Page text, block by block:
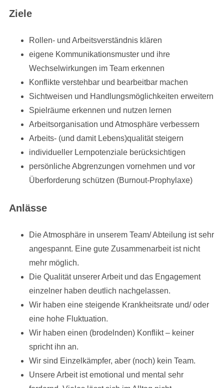
Ziele
Rollen- und Arbeitsverständnis klären
eigene Kommunikationsmuster und ihre
Wechselwirkungen im Team erkennen
Konflikte verstehbar und bearbeitbar machen
Sichtweisen und Handlungsmöglichkeiten erweitern
Spielräume erkennen und nutzen lernen
Arbeitsorganisation und Atmosphäre verbessern
Arbeits- (und damit Lebens)qualität steigern
individueller Lernpotenziale berücksichtigen
persönliche Abgrenzungen vornehmen und vor
Überforderung schützen (Burnout-Prophylaxe)
Anlässe
Die Atmosphäre in unserem Team/ Abteilung ist sehr
angespannt. Eine gute Zusammenarbeit ist nicht
mehr möglich.
Die Qualität unserer Arbeit und das Engagement
einzelner haben deutlich nachgelassen.
Wir haben eine steigende Krankheitsrate und/ oder
eine hohe Fluktuation.
Wir haben einen (brodelnden) Konflikt – keiner
spricht ihn an.
Wir sind Einzelkämpfer, aber (noch) kein Team.
Unsere Arbeit ist emotional und mental sehr